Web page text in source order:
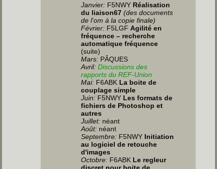
Janvier: F5NWY Réalisation
du liaison67(des documents
de l'om à la copie finale)
Février: F5LGFAgilité en
fréquence – recherche
automatique fréquence
(suite)
Mars: PÂQUES
Avril: Discussions des
rapports du REF-Union
Mai: F6ABK La boite de
couplage simple
Juin: F5NWY Les formats de
fichiers de Photoshop et
autres
Juillet: néant
Août: néant
Septembre: F5NWY Initiation
au logiciel de retouche
d'images
Octobre: F6ABK Le regleur